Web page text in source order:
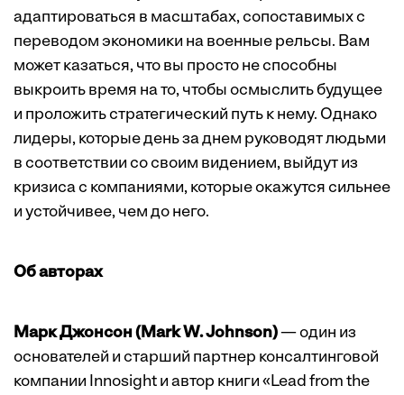
адаптироваться в масштабах, сопоставимых с
переводом экономики на военные рельсы. Вам
может казаться, что вы просто не способны
выкроить время на то, чтобы осмыслить будущее
и проложить стратегический путь к нему. Однако
лидеры, которые день за днем руководят людьми
в соответствии со своим видением, выйдут из
кризиса с компаниями, которые окажутся сильнее
и устойчивее, чем до него.
Об авторах
Марк Джонсон (Mark W. Johnson)— один из
основателей и старший партнер консалтинговой
компании Innosight и автор книги «Lead from the